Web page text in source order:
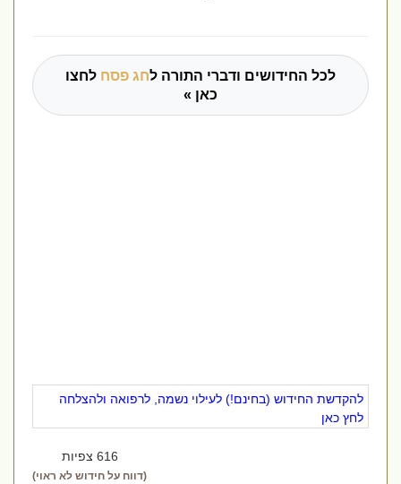
לכל החידושים ודברי התורה לחג פסחלחצו
כאן »
להקדשת החידוש (בחינם!) לעילוי נשמה, לרפואה ולהצלחה
לחץ כאן
616 צפיות
(דווח על חידוש לא ראוי)